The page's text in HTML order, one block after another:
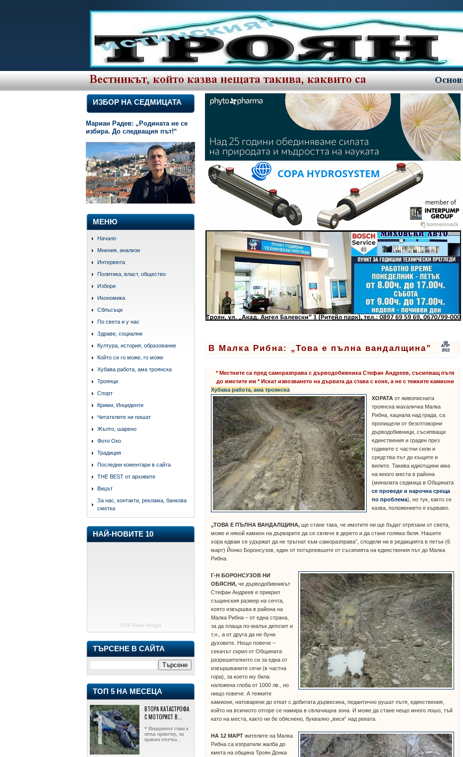
ИЗБОР НА СЕДМИЦАТА
Мариан Радев: „Родината не се
избира. До следващия път!“
МЕНЮ
Начало
Мнения, анализи
Интервюта
Политика, власт, общество
Избори
Икономика
Сблъсъци
По света и у нас
Здраве, социални
Култура, история, образование
Който си го може, го може
Хубава работа, ама троянска
Троянци
Спорт
Крими, Инциденти
Читателите ни пишат
Жълто, шарено
Фото Око
Традиция
Последни коментари в сайта
THE BEST от архивите
Вицът
За нас, контакти, реклама, банкова
сметка
НАЙ-НОВИТЕ 10
RSS Feed Widget
ТЪРСЕНЕ В САЙТА
ТОП 5 НА МЕСЕЦА
ВТОРА КАТАСТРОФА
С МОТОРИСТ В...
* Инцидентът стана в
петък привечер, на
правата отсечка...
09
АПР
2012
В Малка Рибна: „Това е пълна вандалщина”
*Местните са пред саморазправа с дърводобивника Стефан Андреев, съсипващ пътя
до имотите им * Искат извозването на дървата да става с коне, а не с тежките камиони
Хубава работа, ама троянска
ХОРАТА от живописната
троянска махаличка Малка
Рибна, кацнала над града, са
пропищели от безотговорни
дърводобивници, съсипващи
единствения и граден през
годините с частни сили и
средства път до къщите и
вилите. Такива идиотщини има
на много места в района
(миналата седмица в Общината
се проведе и нарочна среща
по проблема), но тук, както се
казва, положението е кърваво.
„ТОВА Е ПЪЛНА ВАНДАЛЩИНА, ще стане така, че имотите ни ще бъдат отрязани от света,
може и някой камион на дърварите да се свлече в дерето и да стане голяма беля. Нашите
хора едвам се удържат да не тръгнат към саморазправа”, сподели ни в редакцията в петък (6
март) Йонко Боронсузов, един от потърпевшите от съсипията на единствения път до Малка
Рибна.
Г-Н БОРОНСУЗОВ НИ
ОБЯСНИ, че дърводобивникът
Стефан Андреев е прикрил
същинския размер на сечта,
която извършва в района на
Малка Рибна – от една страна,
за да плаща по-малък депозит и
т.н., а от друга да не буни
духовете. Нещо повече –
секачът скрил от Общината
разрешителното си за една от
извършваните сечи (в частна
гора), за което му била
наложена глоба от 1000 лв., но
нищо повече. А тежките
камиони, натоварени до откат с добитата дървесина, педантично рушат пътя, единствения,
който на всичкото отгоре се намира в свлачищна зона. И може да стане нещо много лошо, тъй
като на места, както ни бе обяснено, буквално „виси” над реката.
НА 12 МАРТ жителите на Малка
Рибна са изпратили жалба до
кмета на община Троян Донка